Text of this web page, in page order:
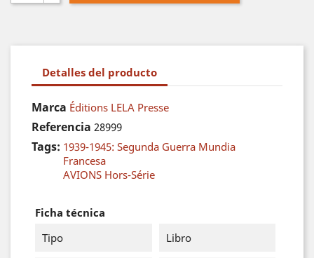
Detalles del producto
Marca Éditions LELA Presse
Referencia 28999
Tags: 1939-1945: Segunda Guerra Mundia
Francesa
AVIONS Hors-Série
Ficha técnica
Tipo
Libro